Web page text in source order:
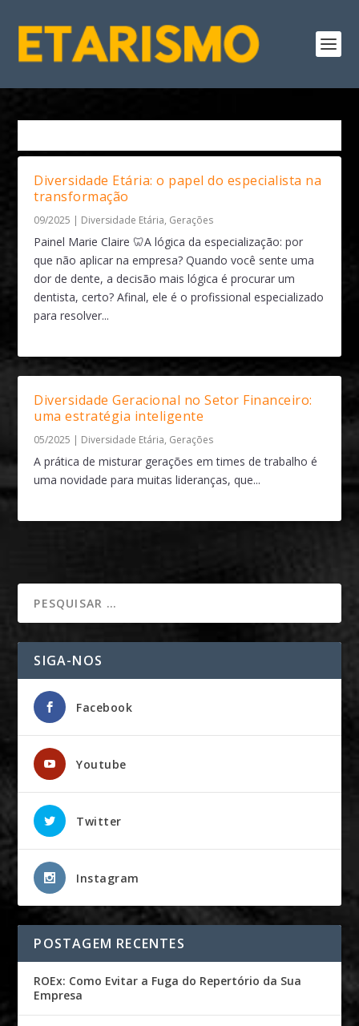
Diversidade Etária: o papel do especialista na
transformação
09/2025 | Diversidade Etária, Gerações
Painel Marie Claire 🦷A lógica da especialização: por
que não aplicar na empresa? Quando você sente uma
dor de dente, a decisão mais lógica é procurar um
dentista, certo? Afinal, ele é o profissional especializado
para resolver...
Diversidade Geracional no Setor Financeiro:
uma estratégia inteligente
05/2025 | Diversidade Etária, Gerações
A prática de misturar gerações em times de trabalho é
uma novidade para muitas lideranças, que...
SIGA-NOS
Facebook
Youtube
Twitter
Instagram
POSTAGEM RECENTES
ROEx: Como Evitar a Fuga do Repertório da Sua
Empresa